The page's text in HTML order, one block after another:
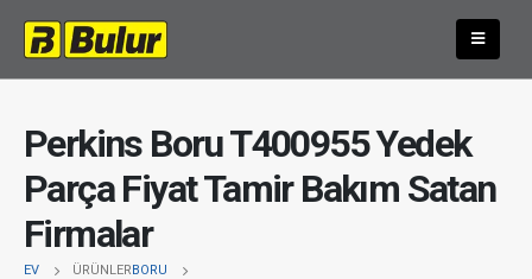
Perkins Boru T400955 Yedek
Parça Fiyat Tamir Bakım Satan
Firmalar
EV ÜRÜNLERBORU